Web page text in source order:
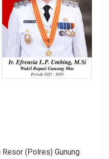
(Polres) Gunung